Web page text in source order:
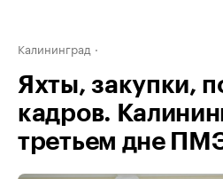
Калининград
Яхты, закупки,
кадров.
третьем дне